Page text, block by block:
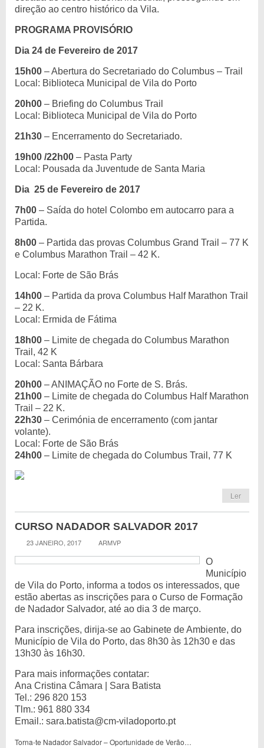
direção ao centro histórico da Vila.
PROGRAMA PROVISÓRIO
Dia 24 de Fevereiro de 2017
15h00 – Abertura do Secretariado do Columbus – Trail
Local: Biblioteca Municipal de Vila do Porto
20h00 – Briefing do Columbus Trail
Local: Biblioteca Municipal de Vila do Porto
21h30 – Encerramento do Secretariado.
19h00 /22h00 – Pasta Party
Local: Pousada da Juventude de Santa Maria
Dia 25 de Fevereiro de 2017
7h00 – Saída do hotel Colombo em autocarro para a
Partida.
8h00 – Partida das provas Columbus Grand Trail – 77 K
e Columbus Marathon Trail – 42 K.
Local: Forte de São Brás
14h00 – Partida da prova Columbus Half Marathon Trail
– 22 K.
Local: Ermida de Fátima
18h00 – Limite de chegada do Columbus Marathon
Trail, 42 K
Local: Santa Bárbara
20h00 – ANIMAÇÃO no Forte de S. Brás.
21h00 – Limite de chegada do Columbus Half Marathon
Trail – 22 K.
22h30 – Cerimónia de encerramento (com jantar
volante).
Local: Forte de São Brás
24h00 – Limite de chegada do Columbus Trail, 77 K
Ler
CURSO NADADOR SALVADOR 2017
23 JANEIRO, 2017 ARMVP
O
Município
de Vila do Porto, informa a todos os interessados, que
estão abertas as inscrições para o Curso de Formação
de Nadador Salvador, até ao dia 3 de março.
Para inscrições, dirija-se ao Gabinete de Ambiente, do
Município de Vila do Porto, das 8h30 às 12h30 e das
13h30 às 16h30.
Para mais informações contatar:
Ana Cristina Câmara | Sara Batista
Tel.: 296 820 153
Tlm.: 961 880 334
Email.: sara.batista@cm-viladoporto.pt
Torna-te Nadador Salvador – Oportunidade de Verão…